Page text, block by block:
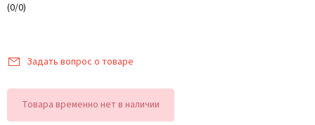
(0/0)
Задать вопрос о товаре
Товара временно нет в наличии